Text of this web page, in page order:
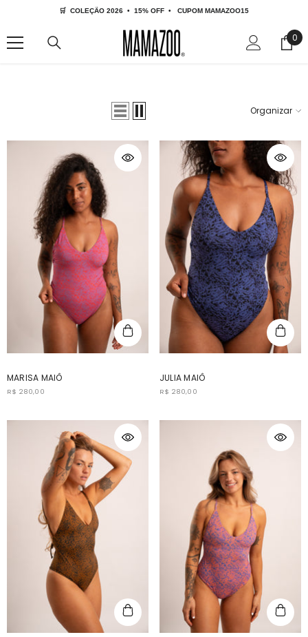
🛒  COLEÇÃO 2026  •  15% OFF  •   CUPOM MAMAZOO15
0
0
Organizar
MARISA MAIÔ
R$ 280,00
JULIA MAIÔ
R$ 280,00